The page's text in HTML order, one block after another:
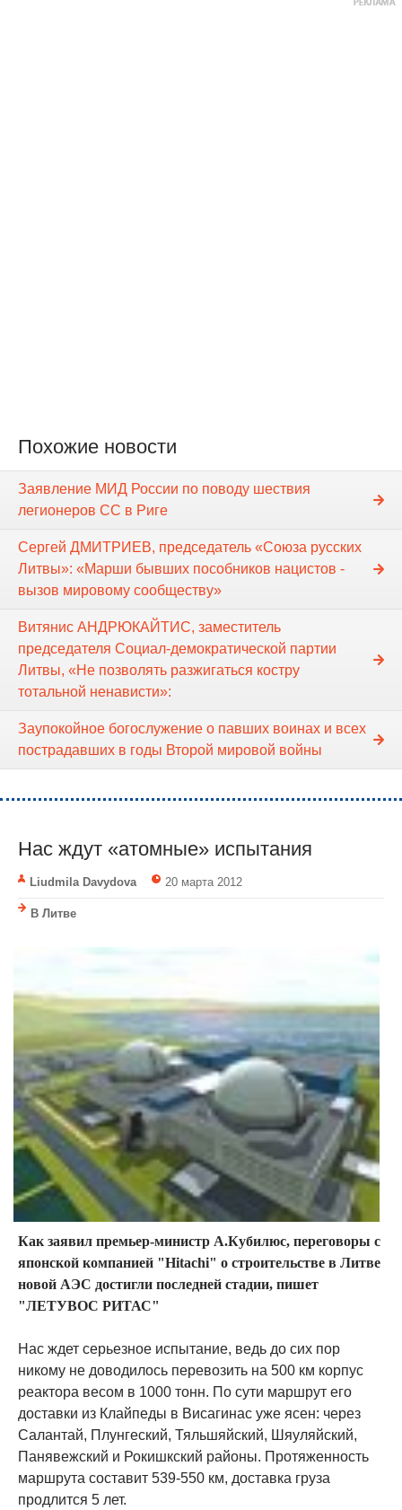
Похожие новости
Заявление МИД России по поводу шествия
легионеров СС в Риге
Сергей ДМИТРИЕВ, председатель «Союза русских
Литвы»: «Марши бывших пособников нацистов -
вызов мировому сообществу»
Витянис АНДРЮКАЙТИС, заместитель
председателя Социал-демократической партии
Литвы, «Не позволять разжигаться костру
тотальной ненависти»:
Заупокойное богослужение о павших воинах и всех
пострадавших в годы Второй мировой войны
Нас ждут «атомные» испытания
Liudmila Davydova 20 марта 2012
В Литве
Как заявил премьер-министр А.Кубилюс, переговоры с
японской компанией "Hitachi" о строительстве в Литве
новой АЭС достигли последней стадии, пишет
"ЛЕТУВОС РИТАС"
Нас ждет серьезное испытание, ведь до сих пор
никому не доводилось перевозить на 500 км корпус
реактора весом в 1000 тонн. По сути маршрут его
доставки из Клайпеды в Висагинас уже ясен: через
Салантай, Плунгеский, Тяльшяйский, Шяуляйский,
Панявежский и Рокишкский районы. Протяженность
маршрута составит 539-550 км, доставка груза
продлится 5 лет.